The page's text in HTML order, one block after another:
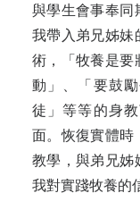
與學生會事奉同
我帶入弟兄姊妹
術，「牧養是要
動」、「要鼓
徒」等等的身
面。恢復實體時
教學，與弟兄姊
我對實踐牧養的